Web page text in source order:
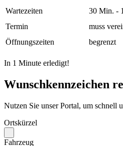
Wartezeiten
30 Min. -
Termin
muss
Öffnungszeiten
begrenzt
In 1 Minute erledigt!
Wunschkennzeichen
Nutzen Sie unser Portal, um schnell
Ortskürzel
Fahrzeug